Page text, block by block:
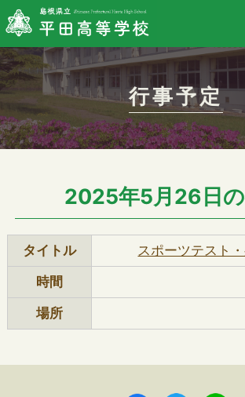
このページの本文へ
行事予定
2025年5月26日
タイトル
スポーツテスト
時間
場所